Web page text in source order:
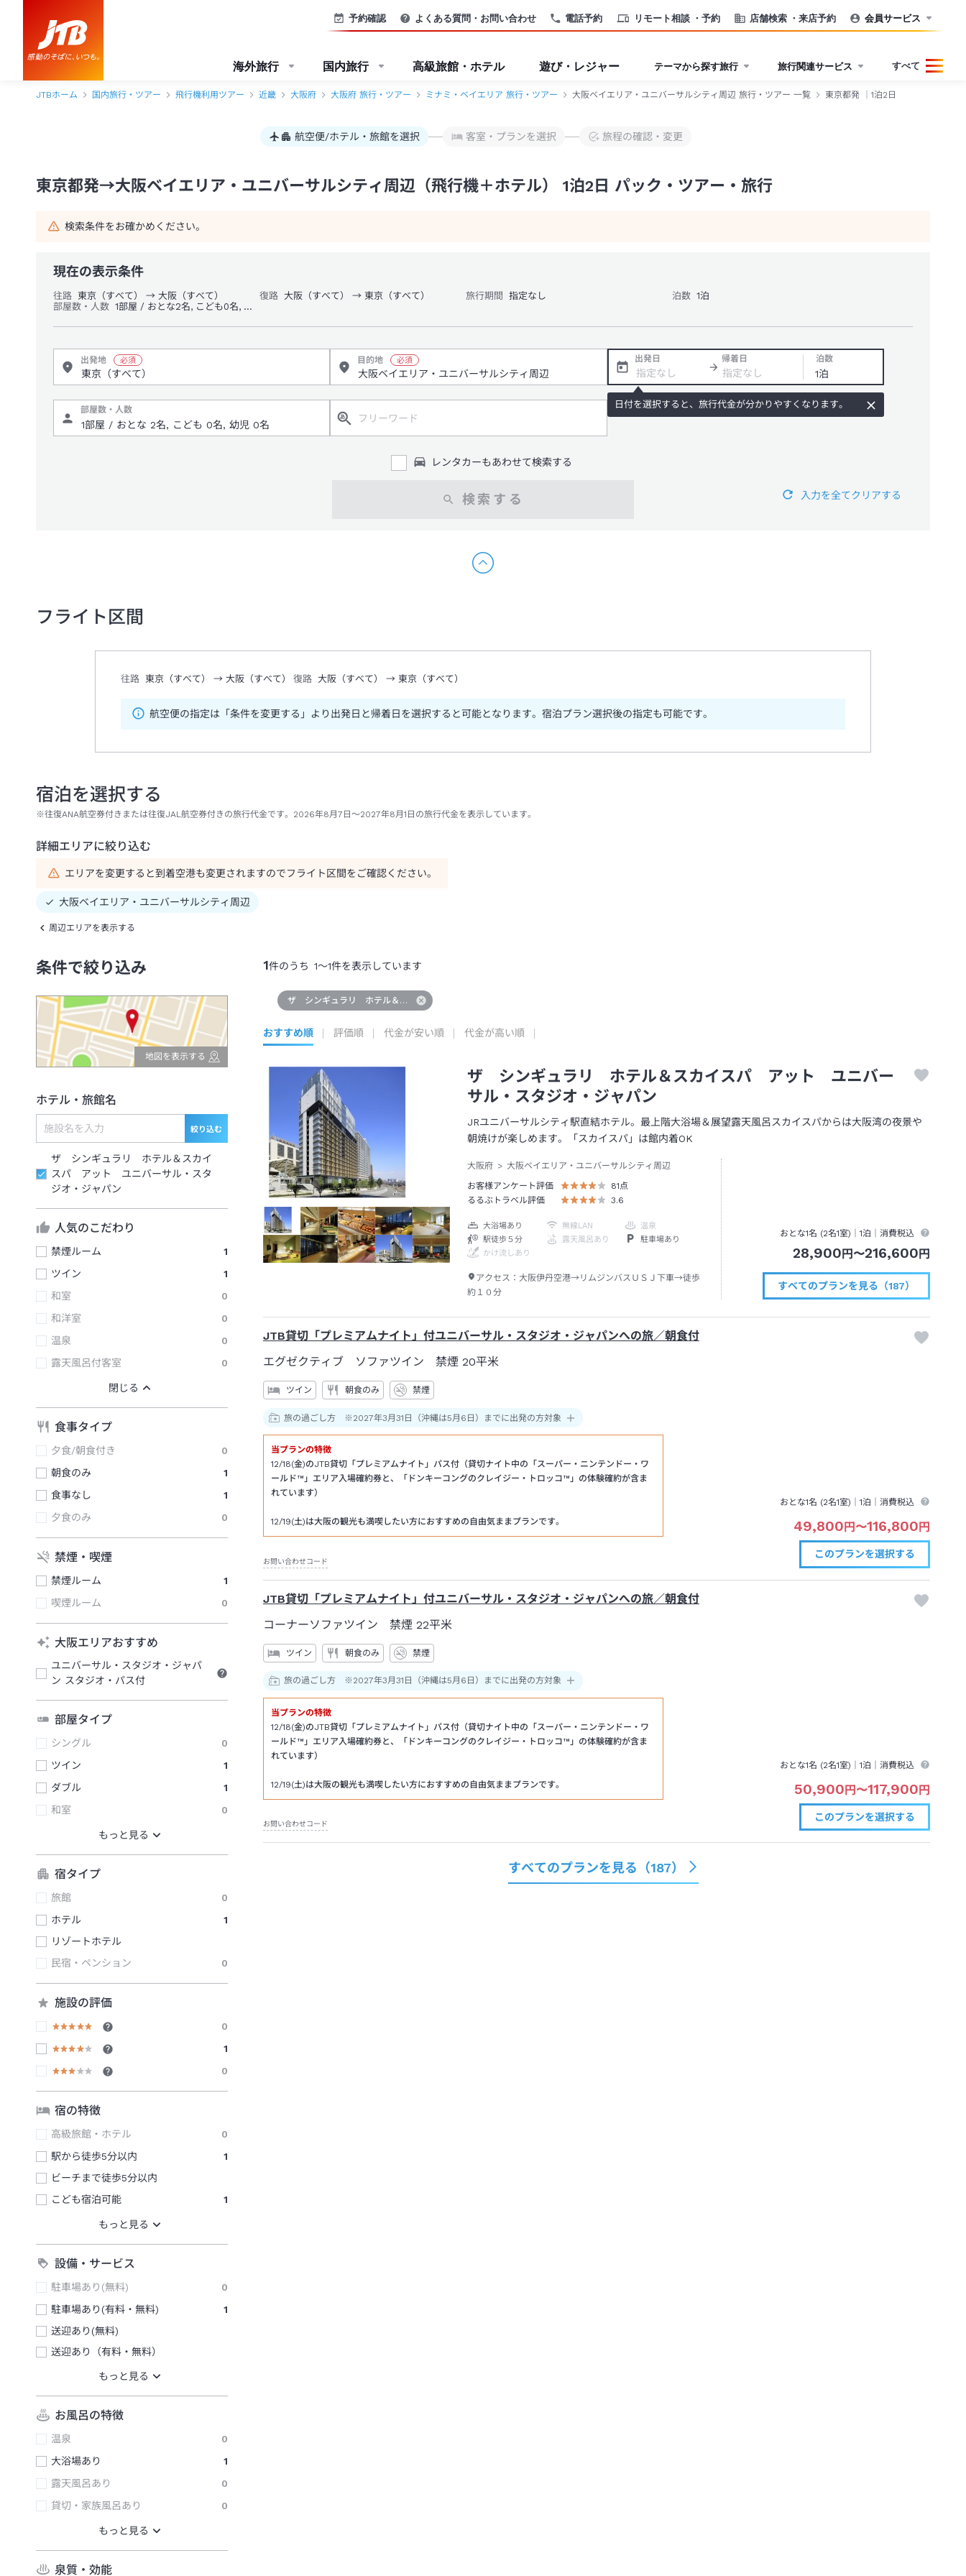
電話予約 リモート相談 ・予約 店舗検索 ・来店予約
予約確認 よくある質問・お問い合わせ 会員サービス
海外旅行 国内旅行 高級旅館・ホテル 遊び・レジャー テーマから探す旅行 旅行関連サービス すべて
JTBホーム 国内旅行・ツアー 飛行機利用ツアー 近畿 大阪府 大阪府 旅行・ツアー ミナミ・ベイエリア 旅行・ツアー 大阪ベイエリア・ユニバーサルシティ周辺 旅行・ツアー 一覧 東京都発 ｜1泊2日
航空便/ホテル・旅館を選択 客室・プランを選択 旅程の確認・変更
東京都発→大阪ベイエリア・ユニバーサルシティ周辺（飛行機＋ホテル） 1泊2日 パック・ツアー・旅行
検索条件をお確かめください。
現在の表示条件
往路 東京（すべて） → 大阪（すべて） 復路 大阪（すべて） → 東京（すべて） 旅行期間 指定なし 泊数 1泊
部屋数・人数
1部屋 / おとな2名, こども0名, 幼児0名
出発地 目的地 出発日 帰着日 泊数
日付を選択すると、旅行代金が分かりやすくなります。
部屋数・人数
レンタカーもあわせて検索する
入力を全てクリアする
検索する
フライト区間
往路 東京（すべて） → 大阪（すべて） 復路 大阪（すべて） → 東京（すべて）
航空便の指定は「条件を変更する」より出発日と帰着日を選択すると可能となります。宿泊プラン選択後の指定も可能です。
宿泊を選択する
※往復ANA航空券付きまたは往復JAL航空券付きの旅行代金です。2026年8月7日～2027年8月1日の旅行代金を表示しています。
詳細エリアに絞り込む
エリアを変更すると到着空港も変更されますのでフライト区間をご確認ください。
大阪ベイエリア・ユニバーサルシティ周辺
周辺エリアを表示する
条件で絞り込み
地図を表示する
ホテル・旅館名
絞り込む
ザ シンギュラリ ホテル＆スカイ
スパ アット ユニバーサル・スタ
ジオ・ジャパン
人気のこだわり
禁煙ルーム
1
ツイン
1
和室
0
和洋室
0
温泉
0
露天風呂付客室
0
食事タイプ
夕食/朝食付き
0
朝食のみ
1
食事なし
1
夕食のみ
0
禁煙・喫煙
禁煙ルーム
1
喫煙ルーム
0
大阪エリアおすすめ
ユニバーサル・スタジオ・ジャパ
ン スタジオ・パス付
部屋タイプ
シングル
0
ツイン
1
ダブル
1
和室
0
宿タイプ
旅館
0
ホテル
1
リゾートホテル
民宿・ペンション
0
施設の評価
0
1
0
宿の特徴
高級旅館・ホテル
0
駅から徒歩5分以内
1
ビーチまで徒歩5分以内
こども宿泊可能
1
設備・サービス
駐車場あり(無料)
0
駐車場あり(有料・無料)
1
送迎あり(無料)
送迎あり（有料・無料）
お風呂の特徴
温泉
0
大浴場あり
1
露天風呂あり
0
貸切・家族風呂あり
0
泉質・効能
1件のうち 1～1件を表示しています
ザ シンギュラリ ホテル＆スカイスパ アット ユニバーサル・スタジオ・ジャパン
おすすめ順 評価順 代金が安い順 代金が高い順
ザ シンギュラリ ホテル＆スカイスパ アット ユニバー
サル・スタジオ・ジャパン
JRユニバーサルシティ駅直結ホテル。最上階大浴場＆展望露天風呂スカイスパからは大阪湾の夜景や
朝焼けが楽しめます。「スカイスパ」は館内着OK
大阪府
大阪ベイエリア・ユニバーサルシティ周辺
お客様アンケート評価
81点
るるぶトラベル評価
3.6
大浴場あり 無線LAN
温泉
駅徒歩５分
露天風呂あり
駐車場あり
かけ流しあり
アクセス： 大阪伊丹空港→リムジンバスＵＳＪ下車→徒歩
約１０分
おとな1名 (2名1室)｜1泊 ｜消費税込
28,900円〜216,600円
すべてのプランを見る（187）
JTB貸切「プレミアムナイト」付ユニバーサル・スタジオ・ジャパンへの旅／朝食付
エグゼクティブ ソファツイン 禁煙 20平米
ツイン 朝食のみ 禁煙
旅の過ごし方 ※2027年3月31日（沖縄は5月6日）までに出発の方対象
当プランの特徴
12/18(金)のJTB貸切「プレミアムナイト」パス付（貸切ナイト中の「スーパー・ニンテンドー・ワ
ールド™」エリア入場確約券と、「ドンキーコングのクレイジー・トロッコ™」の体験確約が含ま
れています）
12/19(土)は大阪の観光も満喫したい方におすすめの自由気ままプランです。
おとな1名 (2名1室)｜1泊 ｜消費税込
49,800 円 〜116,800 円
お問い合わせコード
このプランを選択する
JTB貸切「プレミアムナイト」付ユニバーサル・スタジオ・ジャパンへの旅／朝食付
コーナーソファツイン 禁煙 22平米
ツイン 朝食のみ 禁煙
旅の過ごし方 ※2027年3月31日（沖縄は5月6日）までに出発の方対象
当プランの特徴
12/18(金)のJTB貸切「プレミアムナイト」パス付（貸切ナイト中の「スーパー・ニンテンドー・ワ
ールド™」エリア入場確約券と、「ドンキーコングのクレイジー・トロッコ™」の体験確約が含ま
れています）
12/19(土)は大阪の観光も満喫したい方におすすめの自由気ままプランです。
おとな1名 (2名1室)｜1泊 ｜消費税込
50,900円〜117,900円
お問い合わせコード
このプランを選択する
すべてのプランを見る（187）